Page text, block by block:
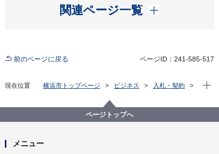
関連ページ一覧
開く
前のページに戻る ページID：241-585-517
現在位置 横浜市トップページ ビジネス
入札・契約
【公募型指名競争入札】令和７年度Ｂ型肝炎定期検診
及びワクチン接種業務委託
現在
ページトップへ
メニュー